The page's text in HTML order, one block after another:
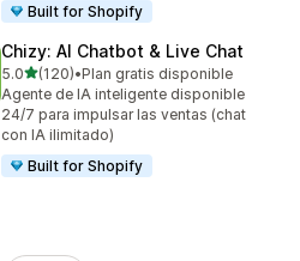
Built for Shopify
Chizy: AI Chatbot & Live Chat
5.0de 5 estrellas
(120)
120 reseñas en total
•Plan gratis disponible
Agente de IA inteligente disponible
24/7 para impulsar las ventas (chat
con IA ilimitado)
Built for Shopify